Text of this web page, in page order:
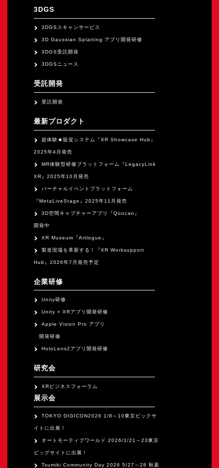
オンライン
3DGS
3DGSスキャンサービス
3D Gaussian Splatting アプリ開発研修
3DGS受託開発
3DGSニュース
受託開発
受託開発
最新プロダクト
超体験★販促システム『XR Showcase Hub』
2025年4月発売
MR体験型研修プラットフォーム『LegacyLink
XR』2025年10月発売
バーチャルイベントプラットフォーム
『MetaLiveStage』2025年11月発売
3D空間キャプチャーアプリ『Qoocan』
開発中
XR Museum『Artlogue』
製造現場を革新する！『XR Worksupport
Hub』2026年7月発売予定
企業研修
Unity研修
Unity × XRアプリ開発研修
Apple Vision Pro アプリ
開発研修
HoloLens2アプリ開発研修
研究会
XRビジネスフォーラム
展示会
TOKYO DIGICON2026 1/8～10東京ビックサ
イトに出展！
オートモーティブワールド 2026/1/21～23東京
ビッグサイトに出展！
Tsumiki Community Day 2026 5/27～28 秋葉